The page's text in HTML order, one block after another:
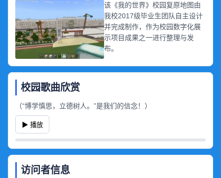
该《我的世界》校园复原地图由
我校2017级毕业生团队自主设计
并完成制作，作为校园数字化展
示项目成果之一进行整理与发
布。
园布局进行建模与还原，涵盖教
本资源主要用于学习交流与校园
校园歌曲欣赏
（“博学慎思，立德树人。”是我们的信念！）
▶ 播放
访问者信息